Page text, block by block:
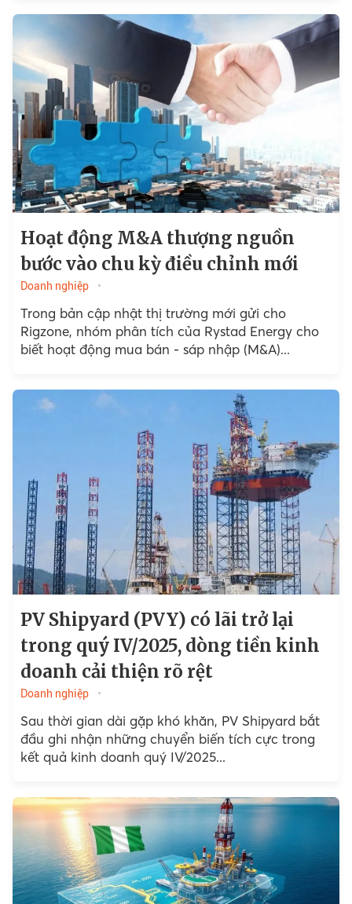
Hoạt động M&A thượng nguồn
bước vào chu kỳ điều chỉnh mới
Doanh nghiệp
Trong bản cập nhật thị trường mới gửi cho
Rigzone, nhóm phân tích của Rystad Energy cho
biết hoạt động mua bán - sáp nhập (M&A)...
PV Shipyard (PVY) có lãi trở lại
trong quý IV/2025, dòng tiền kinh
doanh cải thiện rõ rệt
Doanh nghiệp
Sau thời gian dài gặp khó khăn, PV Shipyard bắt
đầu ghi nhận những chuyển biến tích cực trong
kết quả kinh doanh quý IV/2025...